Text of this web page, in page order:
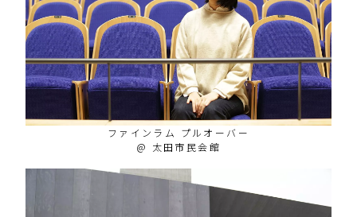
ファインラム プルオーバー
@ 太田市民会館